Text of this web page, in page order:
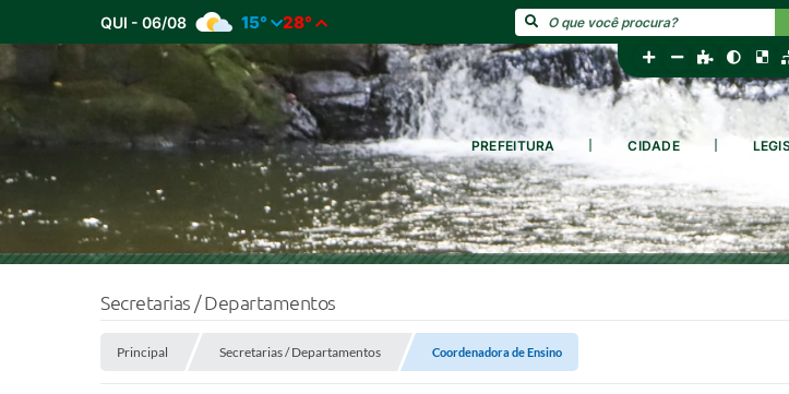
QUI - 06/08 15° 28°
PREFEITURA CIDADE
Secretarias / Departamentos
Principal Secretarias / Departamentos Coordenadora de Ensino